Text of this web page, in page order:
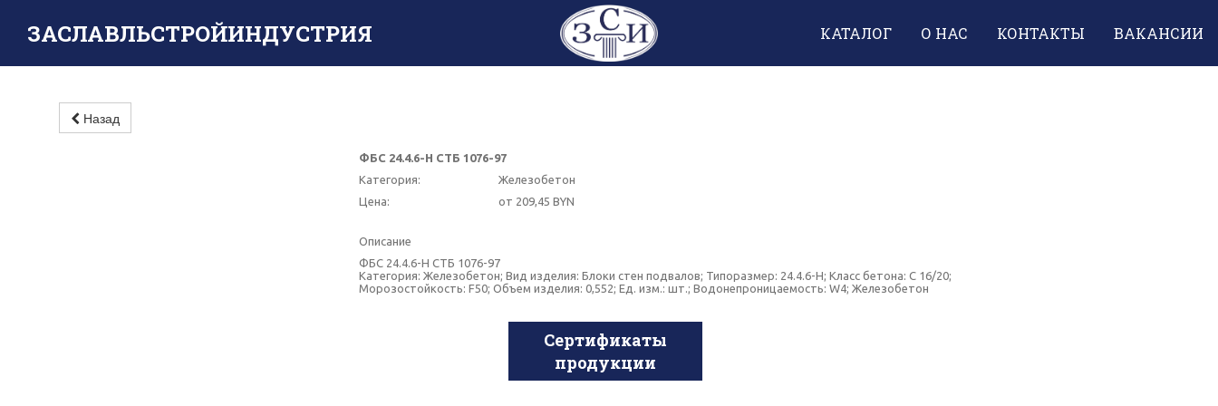
ЗАСЛАВЛЬСТРОЙИНДУСТРИЯ КАТАЛОГ О НАС КОНТАКТЫ ВАКАНСИИ
Назад
ФБС 24.4.6-Н СТБ 1076-97
Категория:
Железобетон
Цена:
от 209,45 BYN
Описание
ФБС 24.4.6-Н СТБ 1076-97
Категория: Железобетон; Вид изделия: Блоки стен подвалов; Типоразмер: 24.4.6-Н; Класс бетона: C 16/20;
Морозостойкость: F50; Объем изделия: 0,552; Ед. изм.: шт.; Водонепроницаемость: W4; Железобетон
Сертификаты
продукции